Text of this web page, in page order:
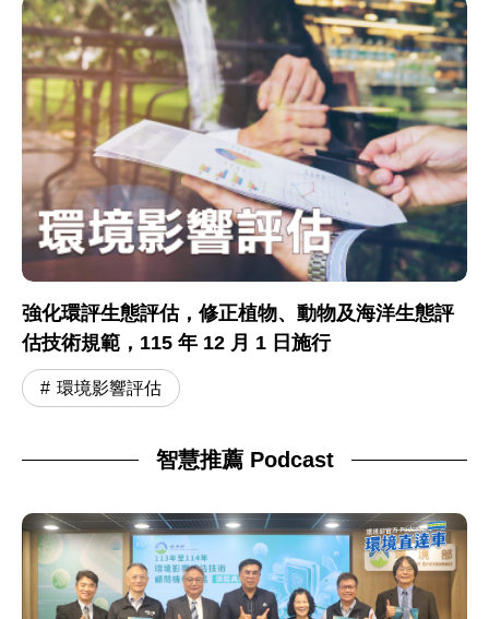
強化環評生態評估，修正植物、動物及海洋生態評
估技術規範，115 年 12 月 1 日施行
環境影響評估
智慧推薦 Podcast